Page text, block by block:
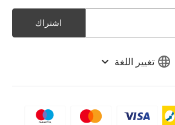
تغيير اللغة
اشتراك